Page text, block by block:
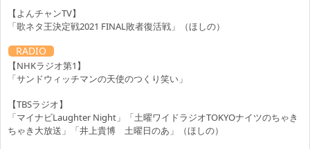
【よんチャンTV】
「歌ネタ王決定戦2021 FINAL敗者復活戦」（ほしの）
RADIO
【NHKラジオ第1】
「サンドウィッチマンの天使のつくり笑い」
【TBSラジオ】
「マイナビLaughter Night」「土曜ワイドラジオTOKYOナイツのちゃき
ちゃき大放送」「井上貴博 土曜日のあ」（ほしの）